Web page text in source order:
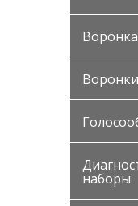
наборы